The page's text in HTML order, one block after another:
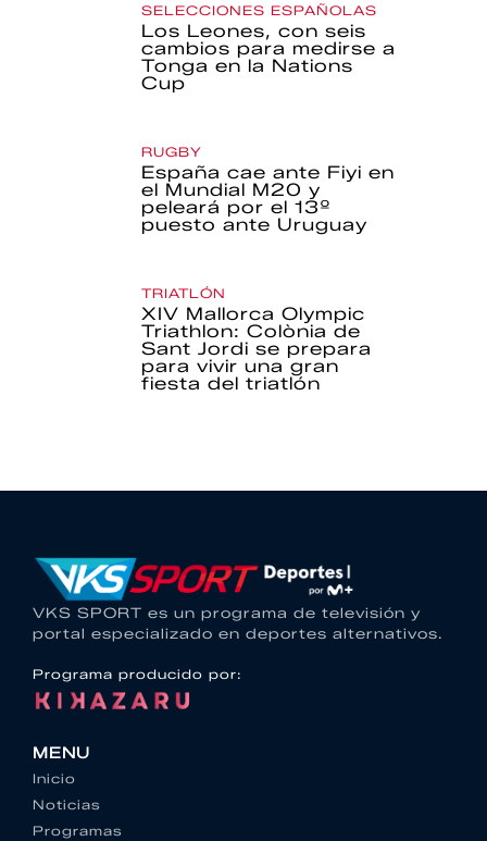
SELECCIONES ESPAÑOLAS
Los Leones, con seis
cambios para medirse a
Tonga en la Nations
Cup
RUGBY
España cae ante Fiyi en
el Mundial M20 y
peleará por el 13º
puesto ante Uruguay
TRIATLÓN
XIV Mallorca Olympic
Triathlon: Colònia de
Sant Jordi se prepara
para vivir una gran
fiesta del triatlón
VKS SPORT es un programa de televisión y
portal especializado en deportes alternativos.
Programa producido por:
MENU
Inicio
Noticias
Programas